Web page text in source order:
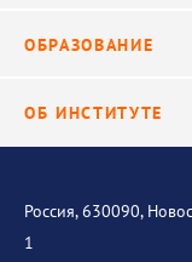
Научные
Исследования
ОБРАЗОВАНИЕ
ОБ ИНСТИТУТЕ
История института
Контакты
Россия, 630090,
1